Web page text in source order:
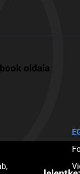
oldala